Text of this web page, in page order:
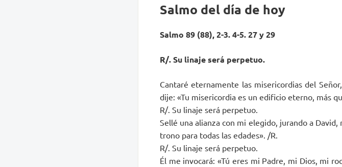
Salmo del día de hoy
Salmo 89 (88), 2-3. 4-5. 27 y 29
R/. Su linaje será perpetuo.
Cantaré eternamente las misericordias del
dije: «Tu misericordia es un edificio eterno, más
R/. Su linaje será perpetuo.
Sellé una alianza con mi elegido, jurando a
trono para todas las edades». /R.
R/. Su linaje será perpetuo.
Él me invocará: «Tú eres mi Padre, mi Dios, mi